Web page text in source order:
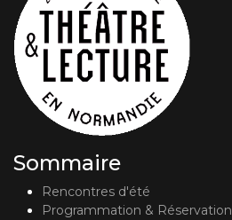
Sommaire
Rencontres d'été
Programmation & Réservation